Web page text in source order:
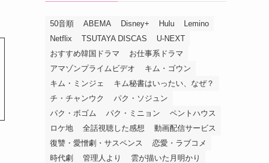
50音順 ABEMA Disney+ Hulu
Lemino
Netflix
TSUTAYA DISCAS
U-NEXT
おすすめ韓国ドラマ
お仕事系ドラマ
アマゾンプライムビデオ
キム・ゴウン
キム・ミンジェ
キム秘書はいったい、なぜ？
チ・チャンウク
パク・ソジュン
パク・ボゴム
パク・ミニョン
ペントハウス
ロケ地
全話視聴した感想
動画配信サービス
復讐・愛憎劇・サスペンス
恋愛・ラブコメ
時代劇
管理人より
雲が描いた月明かり